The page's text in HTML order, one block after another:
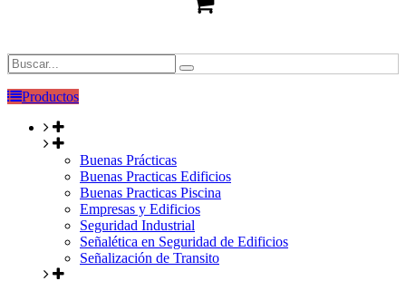
Productos
Buenas Prácticas
Buenas Practicas Edificios
Buenas Practicas Piscina
Empresas y Edificios
Seguridad Industrial
Señalética en Seguridad de Edificios
Señalización de Transito